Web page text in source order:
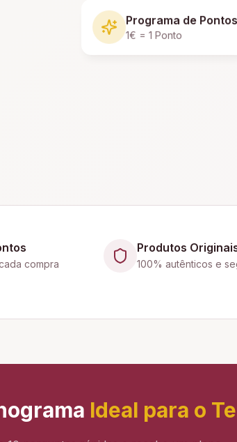
Programa de Pontos
1€ = 1 Ponto
compra
Produtos
100% autênticos e
Ideal para o